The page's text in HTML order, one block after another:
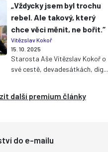
„Vždycky jsem byl trochu
rebel. Ale takový, který
chce věci měnit, ne bořit.“
Vítězslav Kokoř
15. 10. 2025
Starosta Aše Vítězslav Kokoř o
své cestě, devadesátkách, dig...
další premium články
do e-mailu